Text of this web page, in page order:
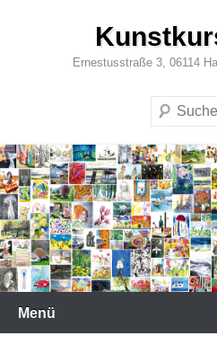
Ernestusstraße 3, 06114
Suchen
Menü